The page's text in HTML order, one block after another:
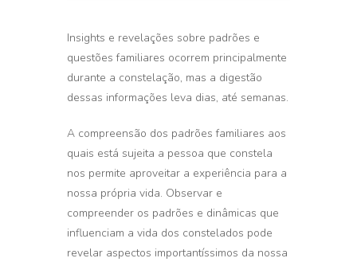
Insights e revelações sobre padrões e
questões familiares ocorrem principalmente
durante a constelação, mas a digestão
dessas informações leva dias, até semanas.
A compreensão dos padrões familiares aos
quais está sujeita a pessoa que constela
nos permite aproveitar a experiência para a
nossa própria vida. Observar e
compreender os padrões e dinâmicas que
influenciam a vida dos constelados pode
revelar aspectos importantíssimos da nossa